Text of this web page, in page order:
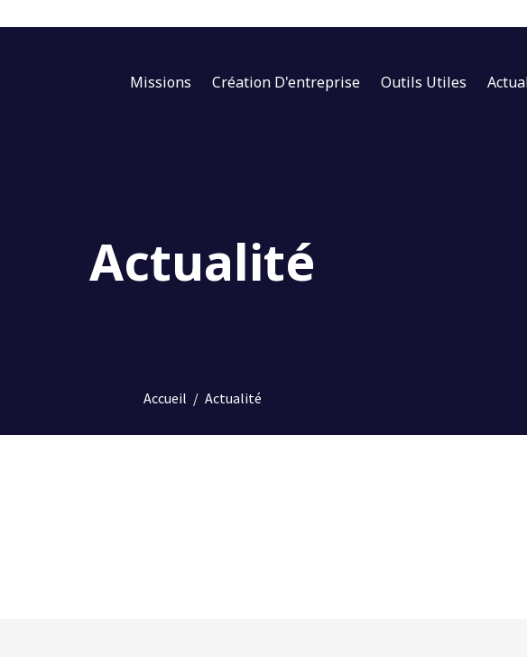
Missions Création D'entreprise Outils Utiles
Actualité
Accueil / Actualité